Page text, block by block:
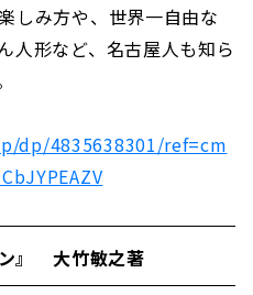
しみ方や、世界一自由な
人形など、名古屋人も知ら
dp/4835638301/ref=cm
』 大竹敏之著